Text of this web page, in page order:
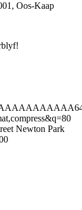
Oos-Kaap
Newton Park